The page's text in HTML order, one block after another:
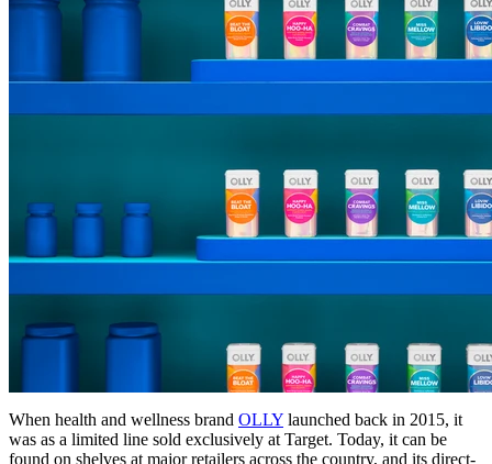
When health and wellness brand OLLY launched back in 2015, it
was as a limited line sold exclusively at Target. Today, it can be
found on shelves at major retailers across the country, and its direct-